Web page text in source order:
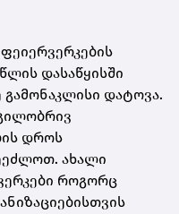
დასაწყისში
გამონაკლისი დატოვა.
დროს
ახალი
როგორც